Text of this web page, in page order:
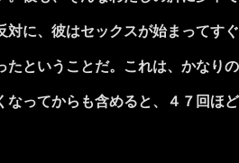
に、彼はセックスが始まってす
ということだ。これは、かなり
ってからも含めると、４７回ほど